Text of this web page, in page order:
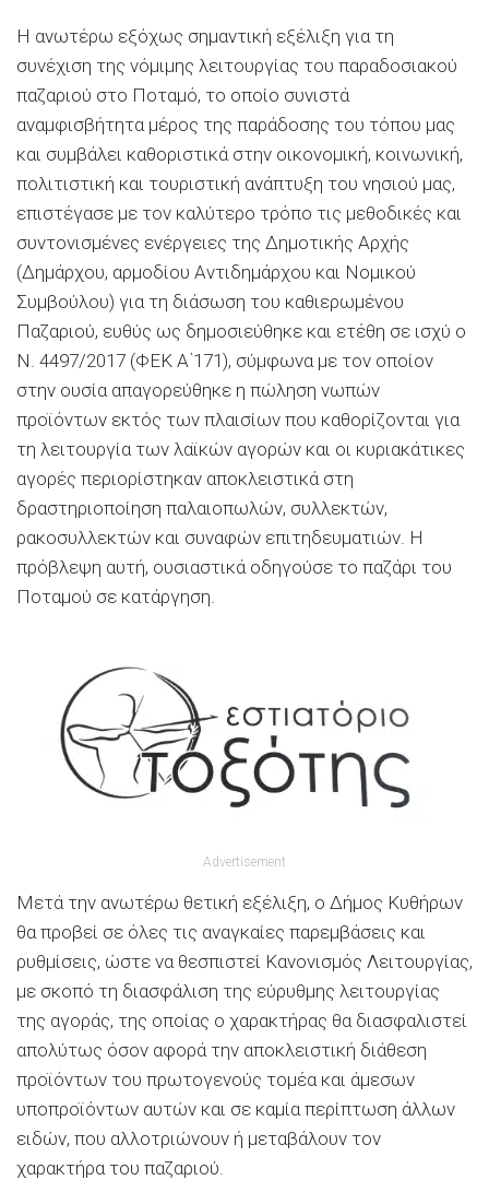
Η ανωτέρω εξόχως σημαντική εξέλιξη για τη
συνέχιση της νόμιμης λειτουργίας του παραδοσιακού
παζαριού στο Ποταμό, το οποίο συνιστά
αναμφισβήτητα μέρος της παράδοσης του τόπου μας
και συμβάλει καθοριστικά στην οικονομική, κοινωνική,
πολιτιστική και τουριστική ανάπτυξη του νησιού μας,
επιστέγασε με τον καλύτερο τρόπο τις μεθοδικές και
συντονισμένες ενέργειες της Δημοτικής Αρχής
(Δημάρχου, αρμοδίου Αντιδημάρχου και Νομικού
Συμβούλου) για τη διάσωση του καθιερωμένου
Παζαριού, ευθύς ως δημοσιεύθηκε και ετέθη σε ισχύ ο
Ν. 4497/2017 (ΦΕΚ Α΄171), σύμφωνα με τον οποίον
στην ουσία απαγορεύθηκε η πώληση νωπών
προϊόντων εκτός των πλαισίων που καθορίζονται για
τη λειτουργία των λαϊκών αγορών και οι κυριακάτικες
αγορές περιορίστηκαν αποκλειστικά στη
δραστηριοποίηση παλαιοπωλών, συλλεκτών,
ρακοσυλλεκτών και συναφών επιτηδευματιών. Η
πρόβλεψη αυτή, ουσιαστικά οδηγούσε το παζάρι του
Ποταμού σε κατάργηση.
Advertisement
Μετά την ανωτέρω θετική εξέλιξη, ο Δήμος Κυθήρων
θα προβεί σε όλες τις αναγκαίες παρεμβάσεις και
ρυθμίσεις, ώστε να θεσπιστεί Κανονισμός Λειτουργίας,
με σκοπό τη διασφάλιση της εύρυθμης λειτουργίας
της αγοράς, της οποίας ο χαρακτήρας θα διασφαλιστεί
απολύτως όσον αφορά την αποκλειστική διάθεση
προϊόντων του πρωτογενούς τομέα και άμεσων
υποπροϊόντων αυτών και σε καμία περίπτωση άλλων
ειδών, που αλλοτριώνουν ή μεταβάλουν τον
χαρακτήρα του παζαριού.